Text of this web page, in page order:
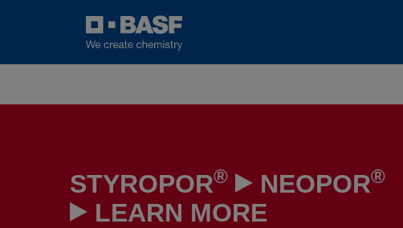
Bitte
an.
STYROPOR® NEOPOR®
LEARN MORE